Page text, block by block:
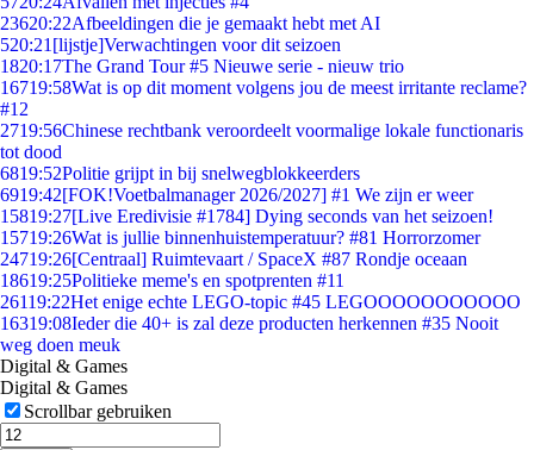
23620:22Afbeeldingen die je gemaakt hebt met AI
520:21 [lijstje]Verwachtingen voor dit seizoen
1820:17The Grand Tour #5 Nieuwe serie - nieuw trio
16719:58Wat is op dit moment volgens jou de meest irritante reclame?
#12
2719:56Chinese rechtbank veroordeelt voormalige lokale functionaris
tot dood
6819:52Politie grijpt in bij snelwegblokkeerders
6919:42[FOK!Voetbalmanager 2026/2027] #1 We zijn er weer
15819:27[Live Eredivisie #1784] Dying seconds van het seizoen!
15719:26Wat is jullie binnenhuistemperatuur? #81 Horrorzomer
24719:26[Centraal] Ruimtevaart / SpaceX #87 Rondje oceaan
18619:25Politieke meme's en spotprenten #11
26119:22Het enige echte LEGO-topic #45 LEGOOOOOOOOOOO
16319:08Ieder die 40+ is zal deze producten herkennen #35 Nooit
weg doen meuk
Digital & Games
Digital & Games
Scrollbar gebruiken